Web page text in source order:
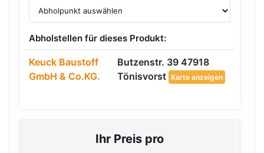
Abholstellen für dieses Produkt:
Keuck Baustoff
GmbH & Co.KG.
Butzenstr. 39 47918
Tönisvorst Karte anzeigen
Ihr Preis pro